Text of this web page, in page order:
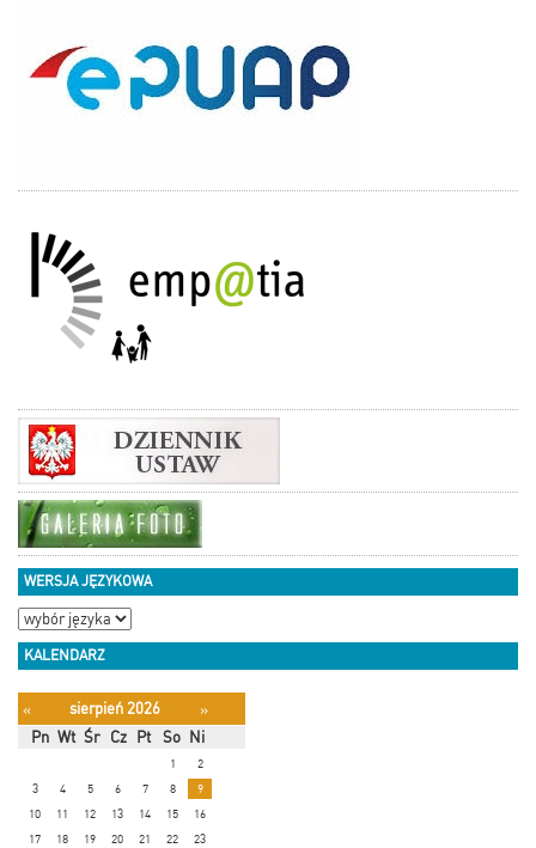
WERSJA JĘZYKOWA
KALENDARZ
« sierpień 2026
»
Pn Wt Śr Cz Pt So Ni
1
2
3
4 5 6 7 8
9
10
11 12 13 14 15
16
17
18 19 20 21 22 23